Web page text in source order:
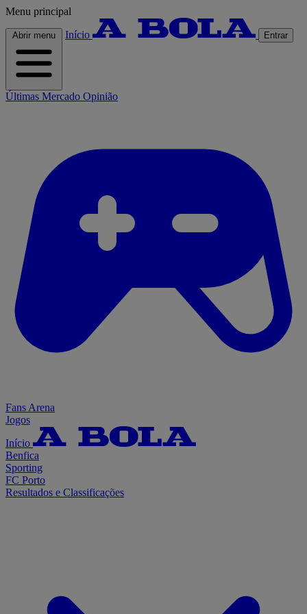
Menu principal
Abrir menu Início Entrar
Últimas Mercado Opinião
Fans Arena
Jogos
Início
Benfica
Sporting
FC Porto
Resultados e Classificações